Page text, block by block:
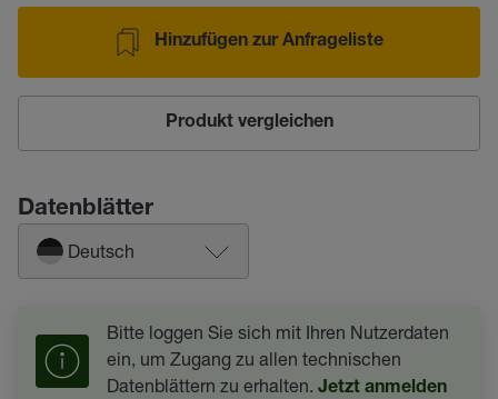
Hinzufügen zur Anfrageliste
Produkt vergleichen
Datenblätter
Deutsch
Bitte loggen Sie sich mit Ihren Nutzerdaten
ein, um Zugang zu allen technischen
Datenblättern zu erhalten. Jetzt anmelden